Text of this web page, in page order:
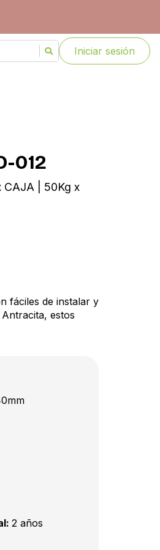
Iniciar sesión
012
CAJA | 50Kg x
fáciles de instalar y
estos
2 años